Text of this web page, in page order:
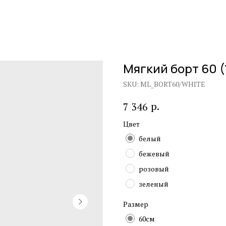
Мягкий борт 60
SKU: ML_BORT60/WHITE
7 346 р.
Цвет
белый
бежевый
розовый
зеленый
Размер
60см